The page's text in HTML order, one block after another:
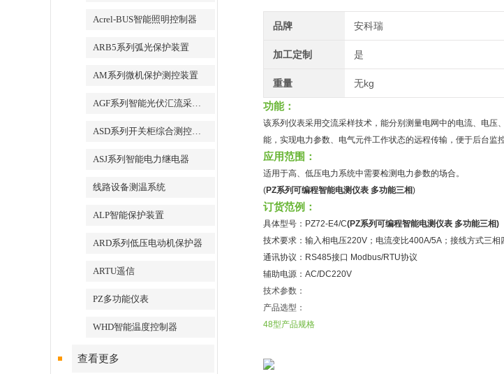
Acrel-BUS智能照明控制器
ARB5系列弧光保护装置
AM系列微机保护测控装置
AGF系列智能光伏汇流采集装置
ASD系列开关柜综合测控装置
ASJ系列智能电力继电器
线路设备测温系统
ALP智能保护装置
ARD系列低压电动机保护器
ARTU遥信
PZ多功能仪表
WHD智能温度控制器
查看更多
品牌 安科瑞
加工定制 是
重量 无kg
功能：
该系列仪表采用交流采样技术，能分别测量电网中的电流、电
能，实现电力参数、电气元件工作状态的远程传输，便于后台监
应用范围：
适用于高、低压电力系统中需要检测电力参数的场合。
(PZ系列可编程智能电测仪表 多功能三相)
订货范例：
具体型号：PZ72-E4/C(PZ系列可编程智能电测仪表 多功能三相)
技术要求：输入相电压220V；电流变比400A/5A；接线方式三相
通讯协议：RS485接口 Modbus/RTU协议
辅助电源：AC/DC220V
技术参数：
产品选型：
48型产品规格